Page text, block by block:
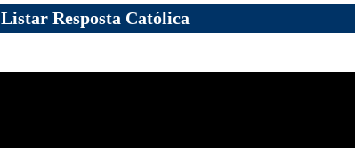
Listar Resposta Católica